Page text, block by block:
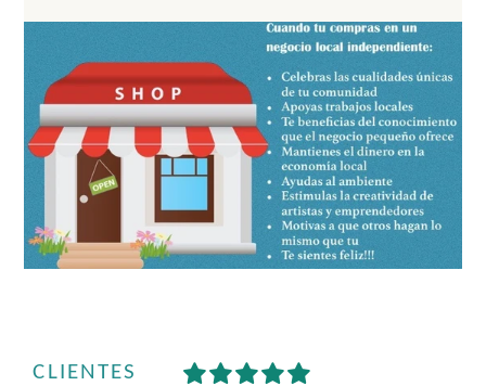
CLIENTES